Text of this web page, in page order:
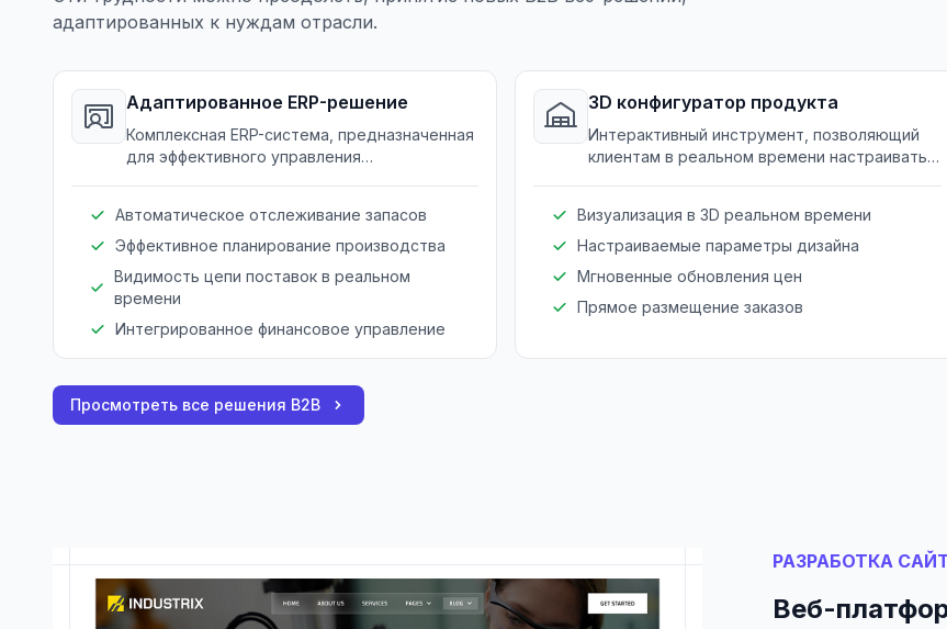
адаптированных к нуждам отрасли.
Адаптированное ERP-решение
Комплексная ERP-система, предназначенная
для эффективного управления
Автоматическое отслеживание запасов
Эффективное планирование производства
Видимость цепи поставок в реальном
времени
Интегрированное финансовое управление
3D конфигуратор продукта
Интерактивный инструмент, позволяющий
клиентам в реальном времени настраивать
Визуализация в 3D реальном времени
Настраиваемые параметры дизайна
Мгновенные обновления цен
Прямое размещение заказов
Просмотреть все решения B2B
РАЗРАБОТКА
Веб-